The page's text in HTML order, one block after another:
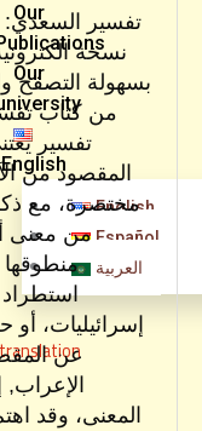
Our
Our
English
English
Español
العربية
تفسير
نسخة
بسهولة التصفح
من كتاب
تفسير
المقصود من
مختصرة، مع
من معنى
منطوقها
إسرائيليات، أو
عن
الإعراب,
المعنى، وقد